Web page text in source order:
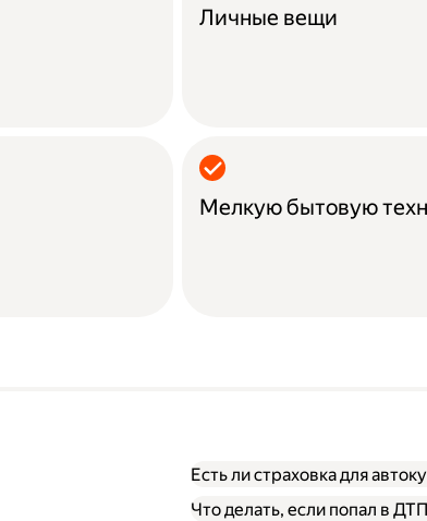
Личные вещи
Мелкую бытовую
Есть ли страховка для
Что делать, если попал в